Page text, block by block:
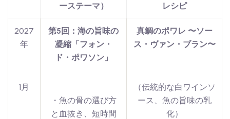
ーステーマ）
レシピ
2027
年
1月
第5回：海の旨味の
凝縮「フォン・
ド・ポワソン」
・魚の骨の選び方
と血抜き、短時間
真鯛のポワレ 〜ソー
ス・ヴァン・ブラン〜
（伝統的な白ワインソ
ース、魚の旨味の乳
化）